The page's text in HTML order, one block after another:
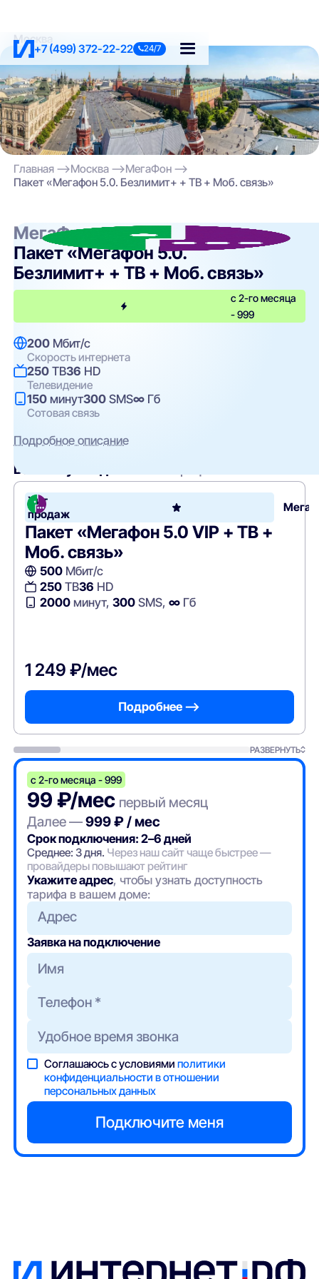
+7 (499) 372-22-22 24/7
Москва
Главная Москва
МегаФон
Пакет «Мегафон 5.0. Безлимит+ + ТВ + Моб. связь»
МегаФон
Пакет «Мегафон 5.0.
Безлимит+ + ТВ + Моб. связь»
с 2-го месяца
- 999
200 Мбит/с
Скорость интернета
250 ТВ36 HD
Телевидение
150 минут300 SMS∞ Гб
Сотовая связь
Подробное описание
Вам могут подойти
Хит
продаж
Пакет «Мегафон 5.0 VIP + ТВ +
Моб. связь»
500Мбит/с
250ТВ36 HD
2000минут, 300SMS, ∞Гб
1 249 ₽/мес
Подробнее —>
РАЗВЕРНУТЬ
с 2-го месяца - 999
99 ₽/мес первый месяц
Далее —999 ₽ / мес
Срок подключения: 2–6 дней
Среднее: 3 дня. Через наш сайт чаще быстрее —
провайдеры повышают рейтинг
Укажите адрес, чтобы узнать доступность
тарифа в вашем доме:
Адрес
Заявка на подключение
Соглашаюсь с условиямиполитики
конфиденциальности в отношении
персональных данных